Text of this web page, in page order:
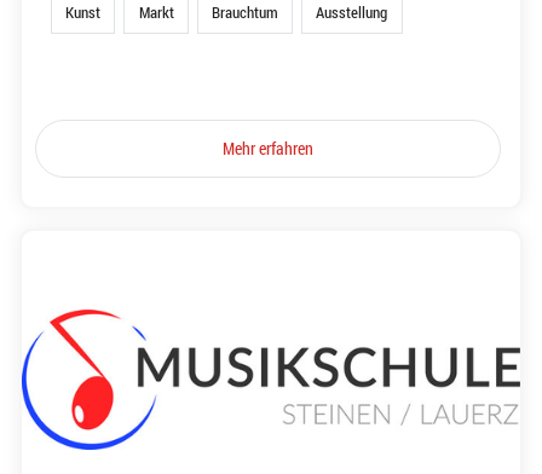
Kunst Markt Brauchtum Ausstellung
Mehr erfahren